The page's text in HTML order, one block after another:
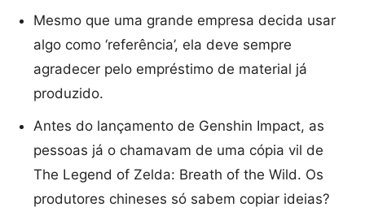
Mesmo que uma grande empresa decida usar
algo como ‘referência’, ela deve sempre
agradecer pelo empréstimo de material já
produzido.
Antes do lançamento de Genshin Impact, as
pessoas já o chamavam de uma cópia vil de
The Legend of Zelda: Breath of the Wild. Os
produtores chineses só sabem copiar ideias?